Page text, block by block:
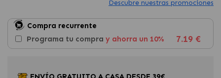
Descubre nuestras promociones
Compra recurrente
Programa tu compra y ahorra un 10% 7.19 €